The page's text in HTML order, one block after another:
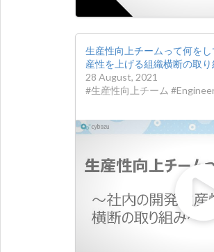
生産性向上チームって何を
産性を上げる組織横断の取
28 August, 2021
#生産性向上チーム